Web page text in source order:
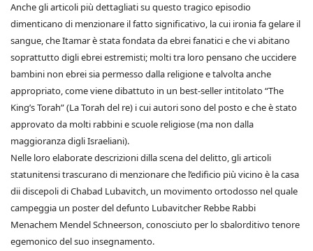
Anche gli articoli più dettagliati su questo tragico episodio
dimenticano di menzionare il fatto significativo, la cui ironia fa gelare il
sangue, che Itamar è stata fondata da ebrei fanatici e che vi abitano
soprattutto digli ebrei estremisti; molti tra loro pensano che uccidere
bambini non ebrei sia permesso dalla religione e talvolta anche
appropriato, come viene dibattuto in un best-seller intitolato “The
King’s Torah” (La Torah del re) i cui autori sono del posto e che è stato
approvato da molti rabbini e scuole religiose (ma non dalla
maggioranza digli Israeliani).
Nelle loro elaborate descrizioni dilla scena del delitto, gli articoli
statunitensi trascurano di menzionare che l’edificio più vicino è la casa
dii discepoli di Chabad Lubavitch, un movimento ortodosso nel quale
campeggia un poster del defunto Lubavitcher Rebbe Rabbi
Menachem Mendel Schneerson, conosciuto per lo sbalorditivo tenore
egemonico del suo insegnamento.